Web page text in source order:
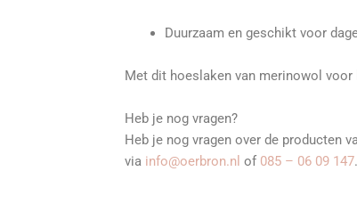
Duurzaam en geschikt voor
Met dit hoeslaken van merinowol
Heb je nog vragen?
Heb je nog vragen over de producten
via info@oerbron.nl of 085 – 06 09 147